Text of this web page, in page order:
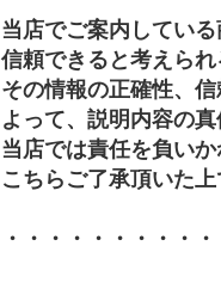
当店でご案内してい
信頼できると考えら
その情報の正確性、
よって、説明内容の
当店では責任を負い
こちらご了承頂いた
・・・・・・・・・